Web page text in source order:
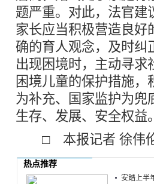
题严重。对此，法官建
家长应当积极营造良好
确的育人观念，及时纠
出现困境时，主动寻求
困境儿童的保护措施
为补充、国家监护为兜
生存、发展、安全权益。
□ 本报记者 徐伟
热点推荐
安踏上半